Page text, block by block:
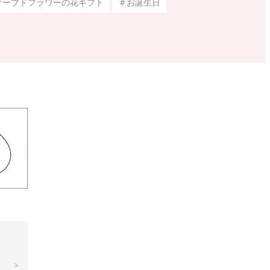
ブドフラワーの花ギフト ＃お誕生日